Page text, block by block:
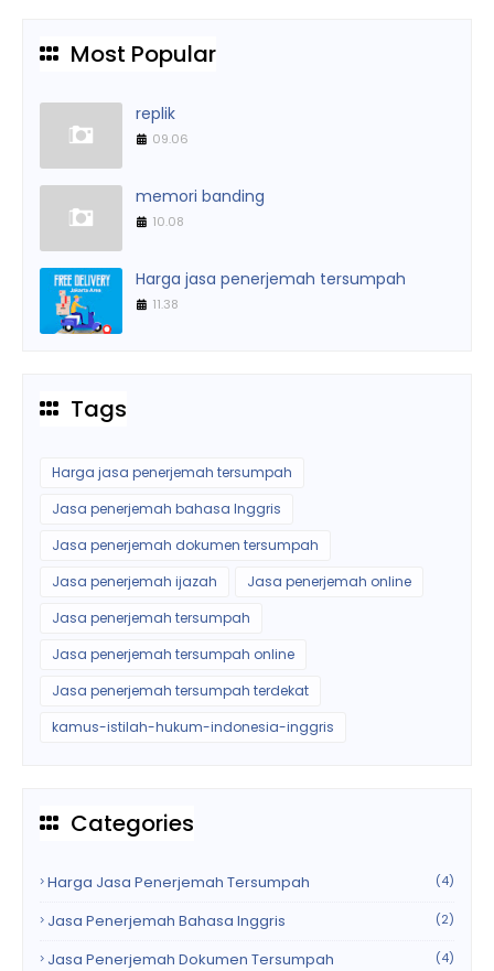
Most Popular
replik
09.06
memori banding
10.08
Harga jasa penerjemah tersumpah
11.38
Tags
Harga jasa penerjemah tersumpah
Jasa penerjemah bahasa Inggris
Jasa penerjemah dokumen tersumpah
Jasa penerjemah ijazah
Jasa penerjemah online
Jasa penerjemah tersumpah
Jasa penerjemah tersumpah online
Jasa penerjemah tersumpah terdekat
kamus-istilah-hukum-indonesia-inggris
Categories
Harga Jasa Penerjemah Tersumpah (4)
Jasa Penerjemah Bahasa Inggris (2)
Jasa Penerjemah Dokumen Tersumpah (4)